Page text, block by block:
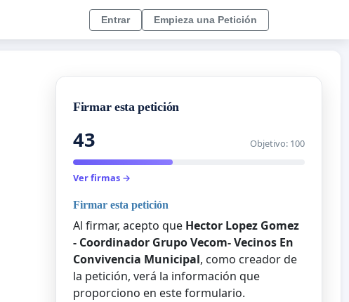
Entrar Empieza una Petición
Firmar esta petición
43 Objetivo: 100
Ver firmas →
Firmar esta petición
Al firmar, acepto que Hector Lopez Gomez
- Coordinador Grupo Vecom- Vecinos En
Convivencia Municipal, como creador de
la petición, verá la información que
proporciono en este formulario.